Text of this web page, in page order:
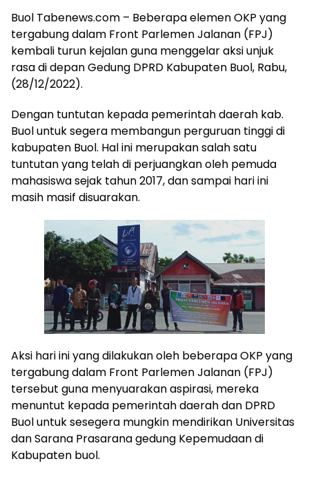
Buol Tabenews.com – Beberapa elemen OKP yang
tergabung dalam Front Parlemen Jalanan (FPJ)
kembali turun kejalan guna menggelar aksi unjuk
rasa di depan Gedung DPRD Kabupaten Buol, Rabu,
(28/12/2022).
Dengan tuntutan kepada pemerintah daerah kab.
Buol untuk segera membangun perguruan tinggi di
kabupaten Buol. Hal ini merupakan salah satu
tuntutan yang telah di perjuangkan oleh pemuda
mahasiswa sejak tahun 2017, dan sampai hari ini
masih masif disuarakan.
Aksi hari ini yang dilakukan oleh beberapa OKP yang
tergabung dalam Front Parlemen Jalanan (FPJ)
tersebut guna menyuarakan aspirasi, mereka
menuntut kepada pemerintah daerah dan DPRD
Buol untuk sesegera mungkin mendirikan Universitas
dan Sarana Prasarana gedung Kepemudaan di
Kabupaten buol.